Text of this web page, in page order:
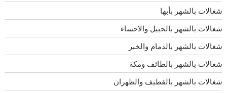
شغالات بالشهر بأبها
شغالات بالشهر بالجبيل والاحساء
شغالات بالشهر بالدمام والخبر
شغالات بالشهر بالطائف ومكة
شغالات بالشهر بالقطيف والظهران